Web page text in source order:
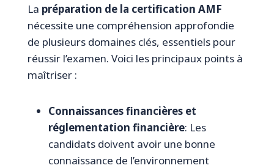
La préparation de la certification AMF
nécessite une compréhension approfondie
de plusieurs domaines clés, essentiels pour
réussir l’examen. Voici les principaux points à
maîtriser :
Connaissances financières et
réglementation financière: Les
candidats doivent avoir une bonne
connaissance de l’environnement